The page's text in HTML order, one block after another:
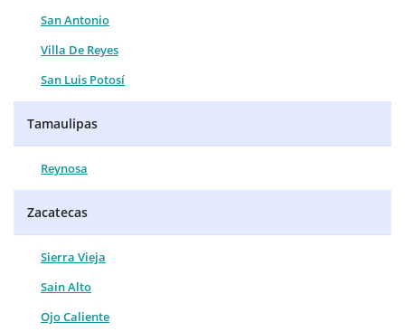
San Antonio
Villa De Reyes
San Luis Potosí
Tamaulipas
Reynosa
Zacatecas
Sierra Vieja
Sain Alto
Ojo Caliente